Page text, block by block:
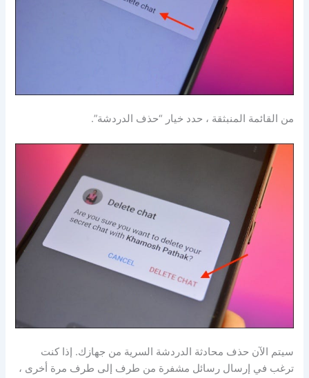
من القائمة المنبثقة ، حدد خيار “حذف الدردشة”.
سيتم الآن حذف محادثة الدردشة السرية من جهازك. إذا كنت
ترغب في إرسال رسائل مشفرة من طرف إلى طرف مرة أخرى ،